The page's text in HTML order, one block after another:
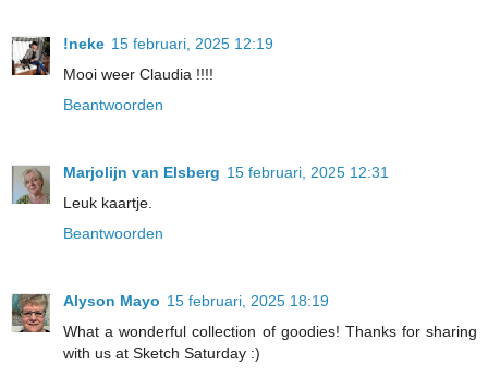
!neke 15 februari, 2025 12:19
Mooi weer Claudia !!!!
Beantwoorden
Marjolijn van Elsberg 15 februari, 2025 12:31
Leuk kaartje.
Beantwoorden
Alyson Mayo 15 februari, 2025 18:19
What a wonderful collection of goodies! Thanks for sharing
with us at Sketch Saturday :)